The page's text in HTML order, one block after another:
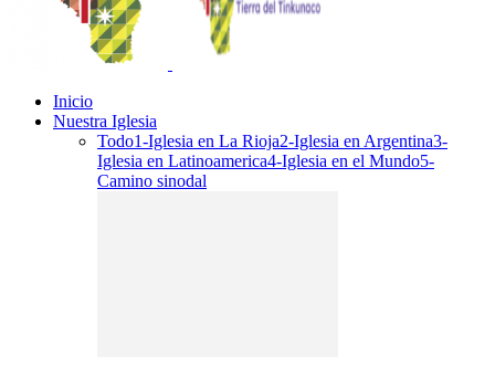
Inicio
Nuestra Iglesia
Todo1-Iglesia en La Rioja2-Iglesia en Argentina3-
Iglesia en Latinoamerica4-Iglesia en el Mundo5-
Camino sinodal